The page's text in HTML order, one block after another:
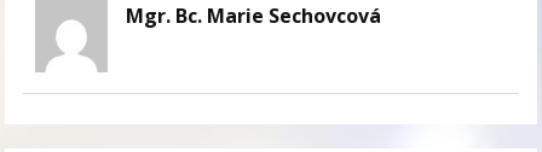
Mgr. Bc. Marie Sechovcová